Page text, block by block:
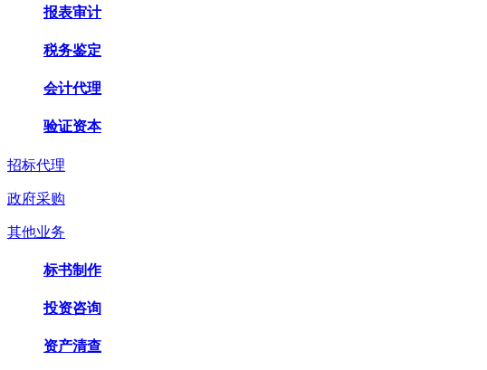
报表审计
税务鉴定
会计代理
验证资本
招标代理
政府采购
其他业务
标书制作
投资咨询
资产清查